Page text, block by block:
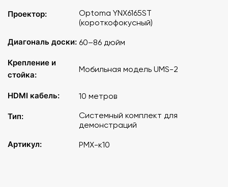
Проектор:
Optoma YNX6165ST
(короткофокусный)
Диагональ доски: 60–86 дюйм
Крепление и
стойка:
Мобильная модель UMS-2
HDMI кабель: 10 метров
Тип:
Системный комплект для
демонстраций
Артикул:
PMX-к10